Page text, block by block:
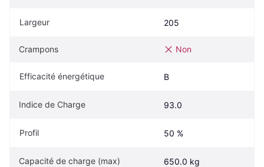
Largeur 205
Crampons Non
Efficacité énergétique B
Indice de Charge 93.0
Profil 50 %
Capacité de charge (max) 650.0 kg